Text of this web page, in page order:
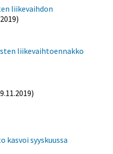
liikevaihdon
liikevaihtoennakko
kasvoi syyskuussa